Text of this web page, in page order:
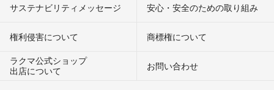
サステナビリティメッセージ 安心・安全のための取り組み
権利侵害について
商標権について
ラクマ公式ショップ
出店について
お問い合わせ